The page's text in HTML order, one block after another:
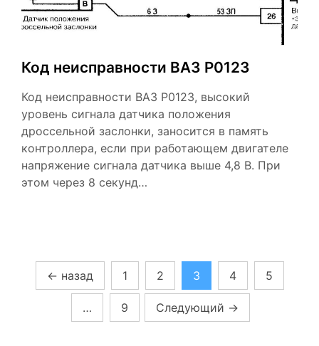
Код неисправности ВАЗ Р0123
Код неисправности ВАЗ Р0123, высокий
уровень сигнала датчика положения
дроссельной заслонки, заносится в память
контроллера, если при работающем двигателе
напряжение сигнала датчика выше 4,8 В. При
этом через 8 секунд…
Пагинация
записей
← назад 1 2 3 4 5
… 9 Следующий →